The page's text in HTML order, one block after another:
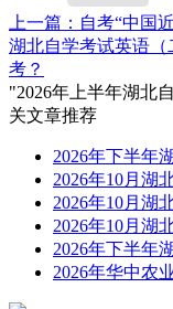
上一篇：自考“中国
湖北自学考试英语
考？
"2026年上半年湖北
关文章推荐
2026年下半年
2026年10月湖
2026年10月湖
2026年10月湖
2026年下半年
2026年华中农